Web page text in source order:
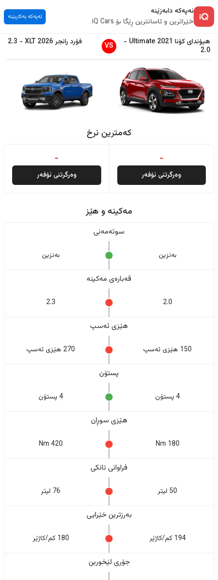
ئەپەکە دابەزێنە
خێراترین و ئاسانترین ڕێگا بۆ iQ Cars
ئەپەکە بەکاربێنە
هیۆندایکۆنا 2021
Ultimate
-
2.0
VS فۆرد رانجر2026
XLT
-
2.3
کەمترین نرخ
-
وەرگرتنی ئۆفەر
-
وەرگرتنی ئۆفەر
مەکینە و هێز
سوتەمەنی
بەنزین بەنزین
قەبارەی مەکینە
2.0
2.3
هێزی ئەسپ
150 هێزی ئەسپ 270 هێزی ئەسپ
پستۆن
4 پستۆن 4 پستۆن
هێزی سوڕان
180 Nm
420 Nm
فراوانی تانکی
50 لیتر 76 لیتر
بەرزترین خێرایی
194 کم/کاژێر 180 کم/کاژێر
جۆری لێخورین